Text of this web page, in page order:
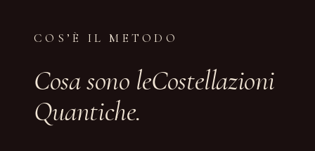
COS’È IL METODO
Cosa sono leCostellazioni
Quantiche.